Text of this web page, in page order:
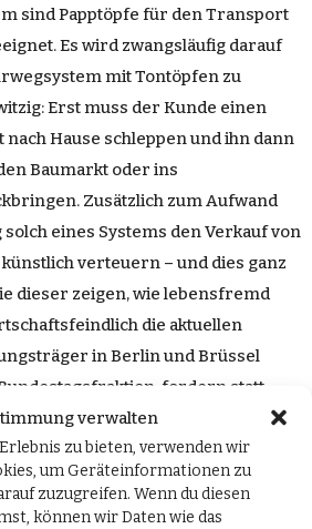
verwalten
zu bieten, verwenden wir
um Geräteinformationen zu
zuzugreifen. Wenn du diesen
können wir Daten wie das
sind Papptöpfe für den Transport
Es wird zwangsläufig darauf
mit Tontöpfen zu
Erst muss der Kunde einen
Hause schleppen und ihn dann
Baumarkt oder ins
Zusätzlich zum Aufwand
eines Systems den Verkauf von
verteuern – und dies ganz
dieser zeigen, wie lebensfremd
die aktuellen
in Berlin und Brüssel
fordern statt
herab eine lebensnahe
enger Absprache mit den
mit einer großen Portion
und Praktikabilität. Ideologie darf